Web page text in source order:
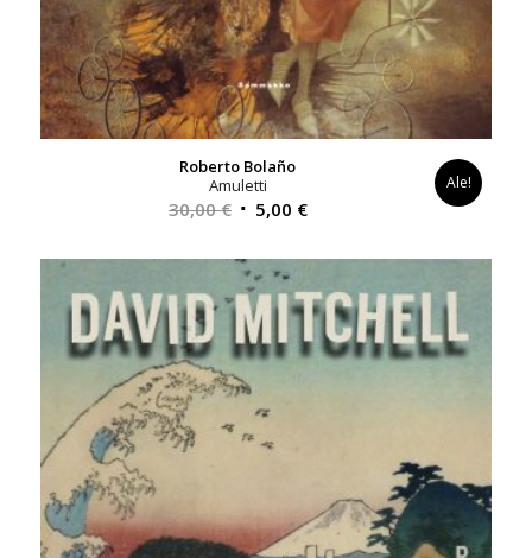
Roberto Bolaño
Amuletti
30,00€ Alkuperäinen
oli:
30,00 €.
5,00 €Nykyinen
on:
5,00 €.
Ale!